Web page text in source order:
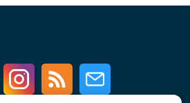
Youtube InstagramRSS Newsletter